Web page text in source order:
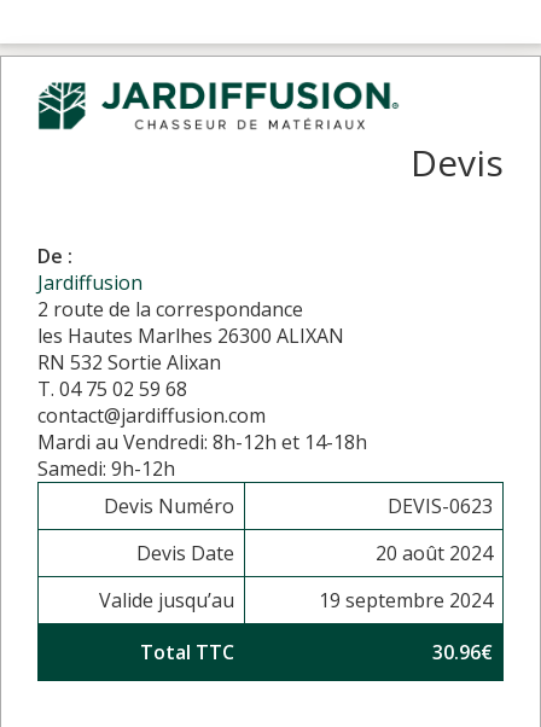
Devis
De :
Jardiffusion
2 route de la correspondance
les Hautes Marlhes 26300 ALIXAN
RN 532 Sortie Alixan
T. 04 75 02 59 68
contact@jardiffusion.com
Mardi au Vendredi: 8h-12h et 14-18h
Samedi: 9h-12h
Devis Numéro
DEVIS-0623
Devis Date
20 août 2024
Valide jusqu’au
19 septembre 2024
Total TTC
30.96€